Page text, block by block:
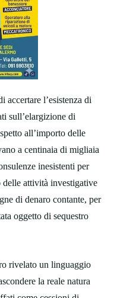
accertare l’esistenza di
sull’elargizione di
all’importo delle
a centinaia di migliaia
inesistenti per
attività investigative
di denaro contante, per
oggetto di sequestro
rivelato un linguaggio
la reale natura